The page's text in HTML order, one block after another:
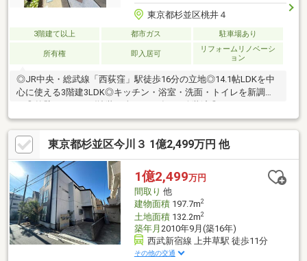
東京都杉並区桃井４
3階建て以上 都市ガス 駐車場あり
所有権 即入居可
リフォームリノベーシ
ョン
◎JR中央・総武線「西荻窪」駅徒歩16分の立地◎14.1帖LDKを中
心に使える3階建3LDK◎キッチン・浴室・洗面・トイレを新調済
付き、空家につき即引渡し可能♪現地内覧予約受付中です♪見学を
ご希望の方は『見学予約をする』ボタンから事前にご予約くださ
い。【資料請求】は上記ボタンよりお進みください。電話からは
⇒TEL0120-002-237【通話料無料】♪ご案内時間の目安になります
♪□現地／物件見学（30分～）□資金計画のご相談（30分～）□ご希
望条件のご相談（15分～）
東京都杉並区今川３ 1億2,499万円 他
1億2,499万円
間取り 他
建物面積197.7m2
土地面積132.2m2
築年月 2010年9月(築16年)
西武新宿線 上井草駅 徒歩11分
その他の交通